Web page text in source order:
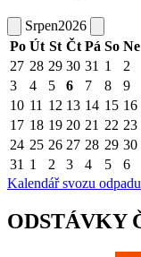
Srpen2026
Po Út St Čt Pá So Ne
27 28 29 30 31 1
2
3
4 5 6 7 8
9
10 11 12 13 14 15 16
17 18 19 20 21 22 23
24 25 26 27 28 29 30
31 1 2 3 4 5
6
Kalendář svozu odpadu
ODSTÁVKY